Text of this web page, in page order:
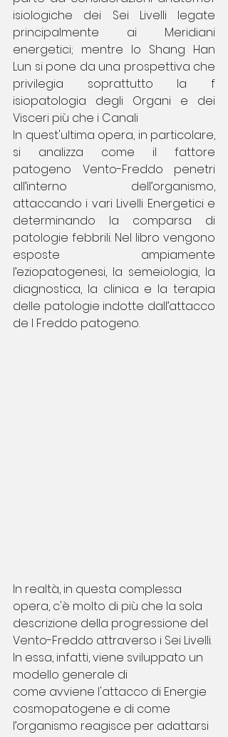
isiologiche dei Sei Livelli legate
principalmente ai Meridiani
energetici; mentre lo Shang Han
Lun si pone da una prospettiva che
privilegia soprattutto la f
isiopatologia degli Organi e dei
Visceri più che i Canali
In quest'ultima opera, in particolare,
si analizza come il fattore
patogeno Vento-Freddo penetri
all’interno dell’organismo,
attaccando i vari Livelli Energetici e
determinando la comparsa di
patologie febbrili. Nel libro vengono
esposte ampiamente
l’eziopatogenesi, la semeiologia, la
diagnostica, la clinica e la terapia
delle patologie indotte dall’attacco
de l Freddo patogeno.
In realtà, in questa complessa
opera, c'è molto di più che la sola
descrizione della progressione del
Vento-Freddo attraverso i Sei Livelli.
In essa, infatti, viene sviluppato un
modello generale di
come avviene l'attacco di Energie
cosmopatogene e di come
l’organismo reagisce per adattarsi